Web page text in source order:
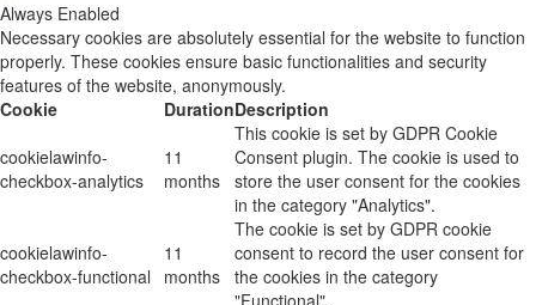
Always Enabled
Necessary cookies are absolutely essential for the website to function
properly. These cookies ensure basic functionalities and security
features of the website, anonymously.
Cookie
DurationDescription
cookielawinfo-
checkbox-analytics
11
months
This cookie is set by GDPR Cookie
Consent plugin. The cookie is used to
store the user consent for the cookies
in the category "Analytics".
cookielawinfo-
checkbox-functional
11
months
The cookie is set by GDPR cookie
consent to record the user consent for
the cookies in the category
"Functional".